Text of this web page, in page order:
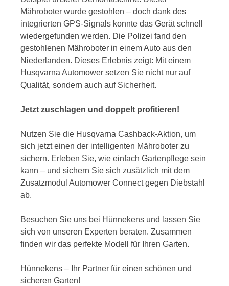
Mähroboter wurde gestohlen – doch dank des
integrierten GPS-Signals konnte das Gerät schnell
wiedergefunden werden. Die Polizei fand den
gestohlenen Mähroboter in einem Auto aus den
Niederlanden. Dieses Erlebnis zeigt: Mit einem
Husqvarna Automower setzen Sie nicht nur auf
Qualität, sondern auch auf Sicherheit.
Jetzt zuschlagen und doppelt profitieren!
Nutzen Sie die Husqvarna Cashback-Aktion, um
sich jetzt einen der intelligenten Mähroboter zu
sichern. Erleben Sie, wie einfach Gartenpflege sein
kann – und sichern Sie sich zusätzlich mit dem
Zusatzmodul Automower Connect gegen Diebstahl
ab.
Besuchen Sie uns bei Hünnekens und lassen Sie
sich von unseren Experten beraten. Zusammen
finden wir das perfekte Modell für Ihren Garten.
Hünnekens – Ihr Partner für einen schönen und
sicheren Garten!